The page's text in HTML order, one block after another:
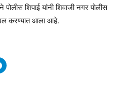
शिपाई यांनी शिवाजी नगर पोलीस
करण्यात आला आहे.